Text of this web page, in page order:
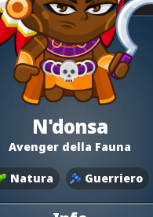
N'donsa
Avenger della Fauna
Natura Guerriero